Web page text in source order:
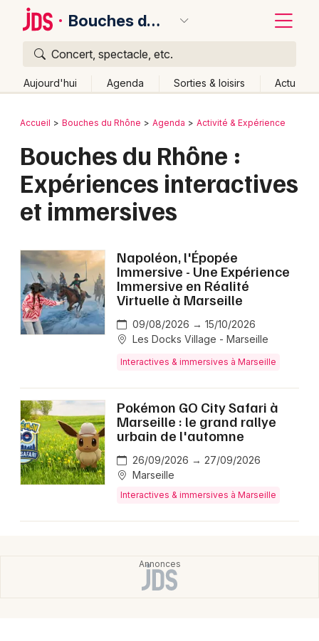
Bouches du Rhône
Concert, spectacle, etc.
Aujourd'hui Agenda Sorties & loisirs Actu
Publier un événement
Grands événements
Manifestations
Foires & salons
Sports
Soirées
Sorties famille
Expos
Interactives & immersives en Provence-Alpes-
Bordeaux
Colmar
Lille
Marseille
Mulhouse
Montpellier
Paris
Strasbourg
Toulouse
Retour
Accueil Bouches du Rhône Agenda Activité & Expérience
Bouches du Rhône :
Expériences interactives
et immersives
Napoléon, l'Épopée
Immersive - Une Expérience
Immersive en Réalité
Virtuelle à Marseille
09/08/2026 → 15/10/2026
Les Docks Village - Marseille
Interactives & immersives à Marseille
Pokémon GO City Safari à
Marseille : le grand rallye
urbain de l'automne
26/09/2026 → 27/09/2026
Marseille
Interactives & immersives à Marseille
Quoi ?
Où ?
Partout
Près de moi Changer de lieu
Quand ?
Effacer les dates
Aujourd'hui
Demain Ce week-end